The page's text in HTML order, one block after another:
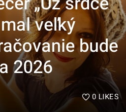
veľký
bude
2026
0 LIKES